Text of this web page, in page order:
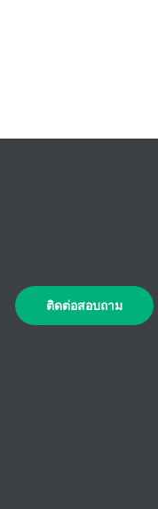
ติดต่อสอบถาม